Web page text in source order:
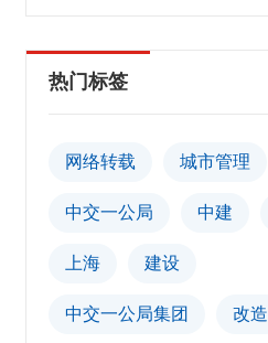
热门标签
网络转载 城市管理
中交一公局 中建
上海 建设
中交一公局集团 改造